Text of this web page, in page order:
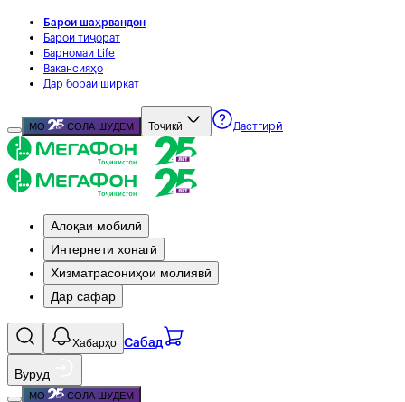
Барои шаҳрвандон
Барои тиҷорат
Барномаи Life
Вакансияҳо
Дар бораи ширкат
МО СОЛА ШУДЕМ Тоҷикӣ Дастгирӣ
Алоқаи мобилӣ
Интернети хонагӣ
Хизматрасониҳои молиявӣ
Дар сафар
Хабарҳо Сабад
Вуруд
МО СОЛА ШУДЕМ